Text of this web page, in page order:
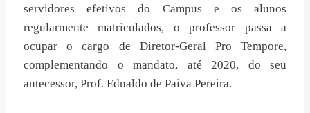
servidores efetivos do Campus e os alunos
regularmente matriculados, o professor passa a
ocupar o cargo de Diretor-Geral Pro Tempore,
complementando o mandato, até 2020, do seu
antecessor, Prof. Ednaldo de Paiva Pereira.